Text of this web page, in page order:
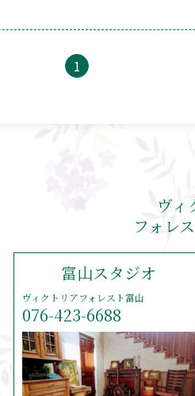
1
ヴィ
フォレ
富山スタジオ
ヴィクトリアフォレスト富山
076-423-6688